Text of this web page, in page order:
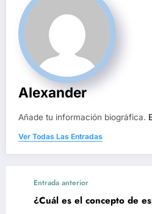
Alexander
Añade tu información biográfica.
Ver Todas Las Entradas
Entrada anterior
¿Cuál es el concepto de